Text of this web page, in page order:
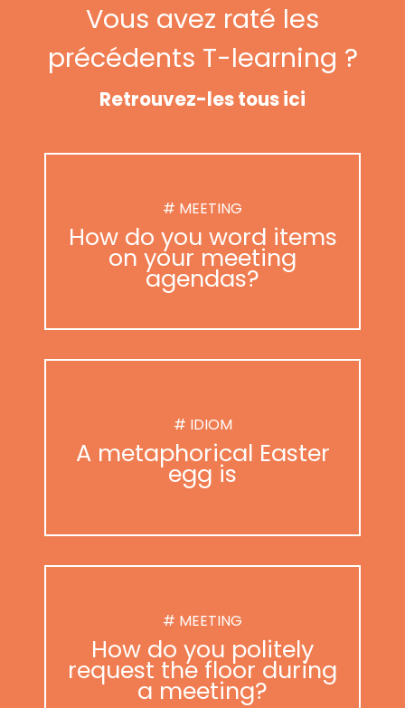
Vous avez raté les
précédents T-learning ?
Retrouvez-les tous ici
# MEETING
How do you word items
on your meeting
agendas?
# IDIOM
A metaphorical Easter
egg is
# MEETING
How do you politely
request the floor during
a meeting?